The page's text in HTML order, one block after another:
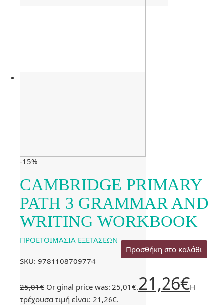
-15%
CAMBRIDGE PRIMARY
PATH 3 GRAMMAR AND
WRITING WORKBOOK
ΠΡΟΕΤΟΙΜΑΣΙΑ ΕΞΕΤΑΣΕΩΝ
Προσθήκη στο καλάθι
SKU: 9781108709774
25,01€ Original price was: 25,01€.21,26€Η
τρέχουσα τιμή είναι: 21,26€.